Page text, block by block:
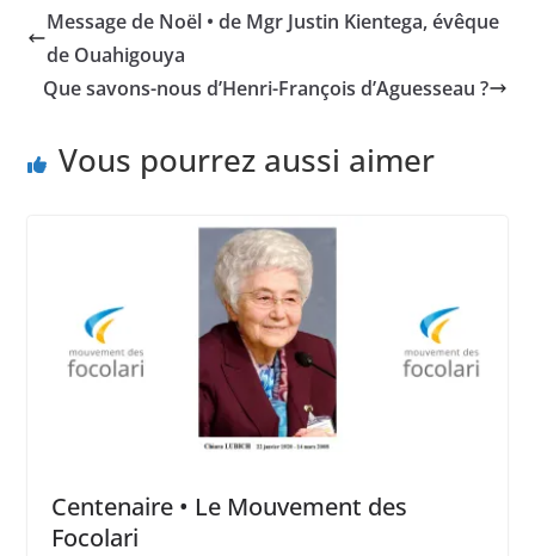
Message de Noël • de Mgr Justin Kientega, évêque
de Ouahigouya
Que savons-nous d’Henri-François d’Aguesseau ?
Vous pourrez aussi aimer
Centenaire • Le Mouvement des
Focolari